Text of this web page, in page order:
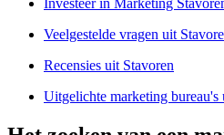
Investeer in Marketing
Veelgestelde vragen uit
Recensies uit Stavoren
Uitgelichte marketing bureau's